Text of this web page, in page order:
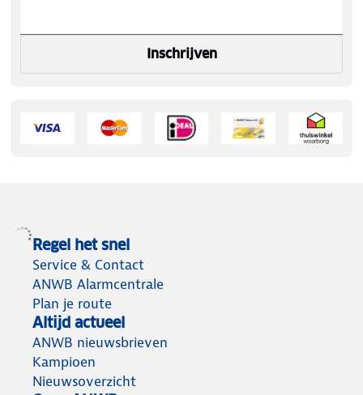
Inschrijven
Regel het snel
Service & Contact
ANWB Alarmcentrale
Plan je route
Altijd actueel
ANWB nieuwsbrieven
Kampioen
Nieuwsoverzicht